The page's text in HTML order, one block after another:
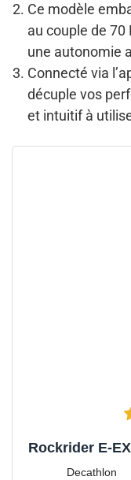
Ce modèle
au couple de
une autonomie
Connecté via
décuple vos
et intuitif à
Rockrider E-
Decathlon